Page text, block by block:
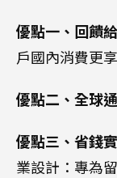
優點一、回饋
戶國內消費更
優點二、全球
優點三、省錢
業設計：專為